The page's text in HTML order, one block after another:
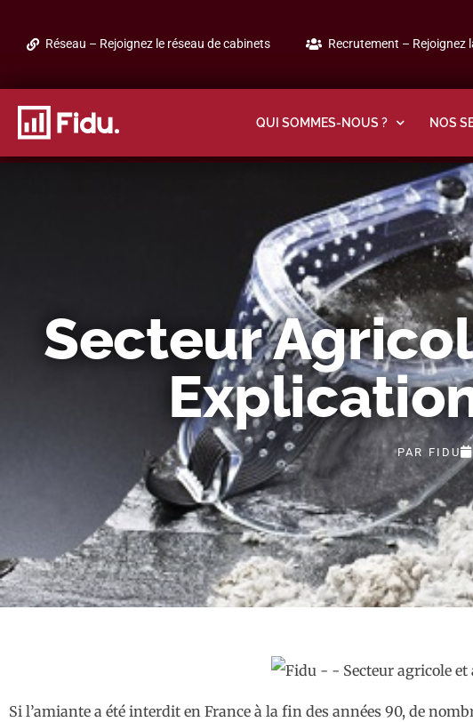
Réseau – Rejoignez le réseau de cabinets Recrutement – Rejoignez
QUI SOMMES-NOUS ? NOS
Secteur
PAR FIDU
Si l’amiante a été interdit en France à la fin des années 90, de